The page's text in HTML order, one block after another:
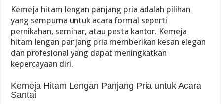
Kemeja hitam lengan panjang pria adalah pilihan
yang sempurna untuk acara formal seperti
pernikahan, seminar, atau pesta kantor. Kemeja
hitam lengan panjang pria memberikan kesan elegan
dan profesional yang dapat meningkatkan
kepercayaan diri.
Kemeja Hitam Lengan Panjang Pria untuk Acara
Santai